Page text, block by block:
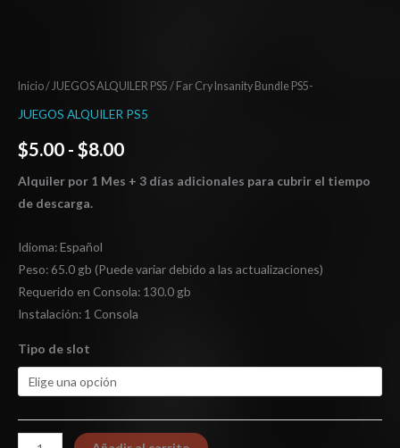
Inicio/JUEGOS ALQUILER PS5 / Far Cry Insanity Bundle PS5-
JUEGOS ALQUILER PS5
$5.00 - $8.00
Alquiler por 1 Mes + 3 días adicionales para cubrir el tiempo
de descarga.
Idioma: Español
Peso: 65.0 gb (Puede variar debido a las actualizaciones)
Requerido en Consola: 130.0 gb
Instalación: 1 Consola
Tipo de slot